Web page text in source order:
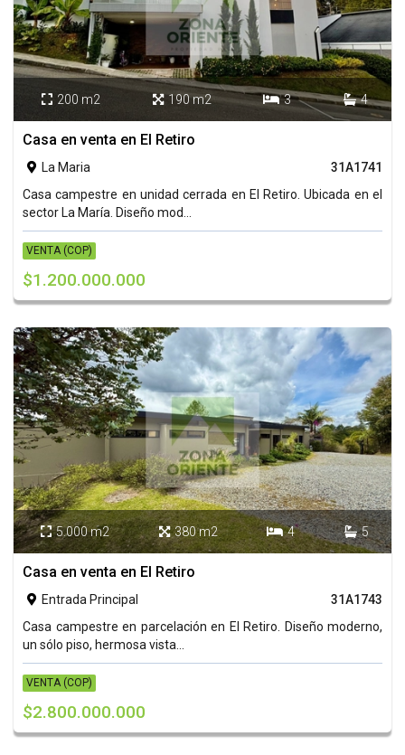
 200 m2  190 m2  3  4
Casa en venta en El Retiro
 La Maria
31A1741
Casa campestre en unidad cerrada en El Retiro. Ubicada en el
sector La María. Diseño mod...
VENTA (COP)
$1.200.000.000
 5.000 m2  380 m2  4  5
Casa en venta en El Retiro
 Entrada Principal
31A1743
Casa campestre en parcelación en El Retiro. Diseño moderno,
un sólo piso, hermosa vista...
VENTA (COP)
$2.800.000.000